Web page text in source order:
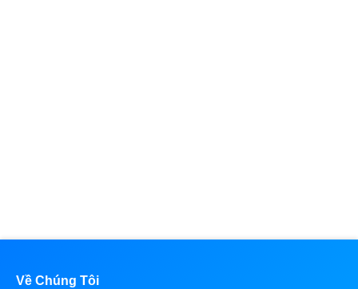
Về Chúng Tôi